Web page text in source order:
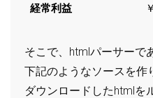
経常利益
そこで、htmlパーサーで
下記のようなソースを作
ダウンロードしたhtmlを